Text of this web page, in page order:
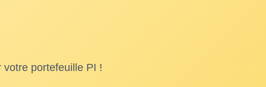
portefeuille PI !